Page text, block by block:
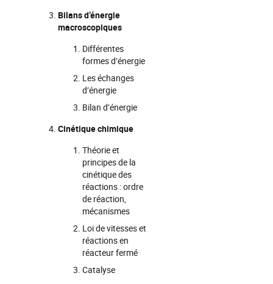
Bilans d’énergie
macroscopiques
Différentes
formes d’énergie
Les échanges
d’énergie
Bilan d’énergie
Cinétique chimique
Théorie et
principes de la
cinétique des
réactions : ordre
de réaction,
mécanismes
Loi de vitesses et
réactions en
réacteur fermé
Catalyse